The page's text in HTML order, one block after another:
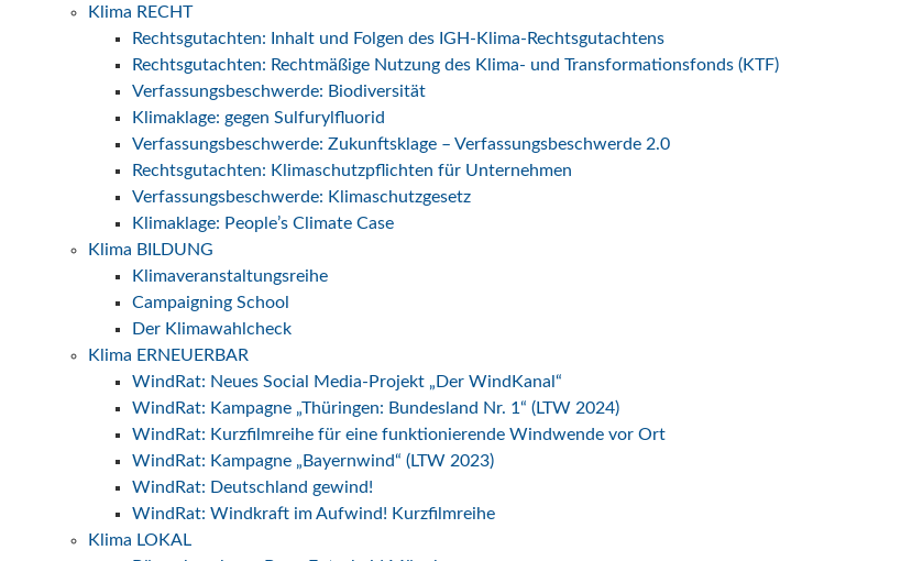
Klima RECHT
Rechtsgutachten: Inhalt und Folgen des IGH-Klima-Rechtsgutachtens
Rechtsgutachten: Rechtmäßige Nutzung des Klima- und Transformationsfonds (KTF)
Verfassungsbeschwerde: Biodiversität
Klimaklage: gegen Sulfurylfluorid
Verfassungsbeschwerde: Zukunftsklage – Verfassungsbeschwerde 2.0
Rechtsgutachten: Klimaschutzpflichten für Unternehmen
Verfassungsbeschwerde: Klimaschutzgesetz
Klimaklage: People’s Climate Case
Klima BILDUNG
Klimaveranstaltungsreihe
Campaigning School
Der Klimawahlcheck
Klima ERNEUERBAR
WindRat: Neues Social Media-Projekt „Der WindKanal“
WindRat: Kampagne „Thüringen: Bundesland Nr. 1“ (LTW 2024)
WindRat: Kurzfilmreihe für eine funktionierende Windwende vor Ort
WindRat: Kampagne „Bayernwind“ (LTW 2023)
WindRat: Deutschland gewind!
WindRat: Windkraft im Aufwind! Kurzfilmreihe
Klima LOKAL